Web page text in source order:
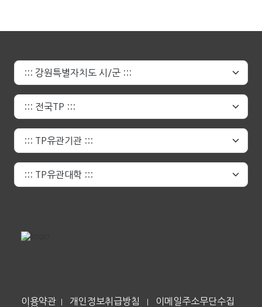
이용약관 개인정보취급방침
이메일주소무단수집